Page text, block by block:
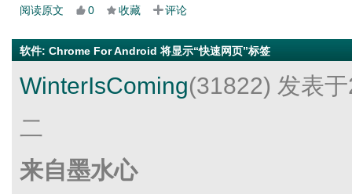
阅读原文 0 收藏 评论
软件: Chrome For Android 将显示“快速网页”标签
WinterIsComing(31822) 发表
二
来自墨水心